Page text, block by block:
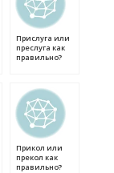
Прислуга или
преслуга как
правильно?
Прикол или
прекол как
правильно?